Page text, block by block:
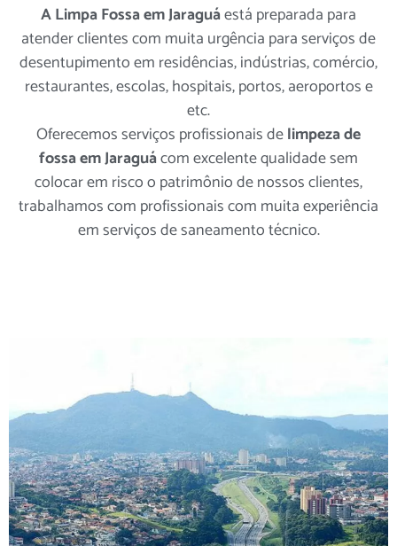
A Limpa Fossa em Jaraguáestá preparada para
atender clientes com muita urgência para serviços de
desentupimento em residências, indústrias, comércio,
restaurantes, escolas, hospitais, portos, aeroportos e
etc.
Oferecemos serviços profissionais delimpeza de
fossa em Jaraguácom excelente qualidade sem
colocar em risco o patrimônio de nossos clientes,
trabalhamos com profissionais com muita experiência
em serviços de saneamento técnico.